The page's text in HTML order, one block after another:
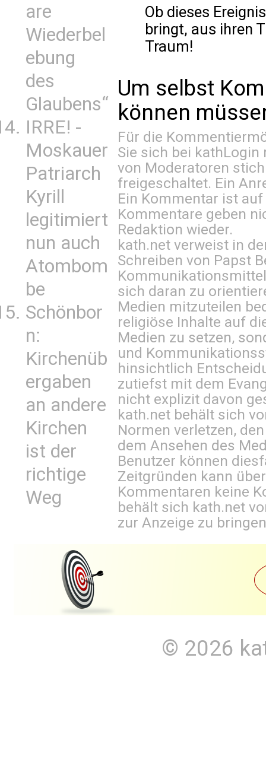
are
Wiederbel
ebung
des
Glaubens“
IRRE! -
Moskauer
Patriarch
Kyrill
legitimiert
nun auch
Atombom
be
Schönbor
n:
Kirchenüb
ergaben
an andere
Kirchen
ist der
richtige
Weg
Ob dieses
bringt, aus ihren
Traum!
Um selbst
können
Für die
Sie sich bei kathLogin
von Moderatoren
freigeschaltet. Ein
Ein Kommentar ist
Kommentare geben
Redaktion wieder.
kath.net verweist in
Schreiben von Papst
sich daran zu
Medien mitzuteilen
religiöse Inhalte auf
Medien zu setzen,
und
hinsichtlich
zutiefst mit dem
nicht explizit davon
kath.net behält sich
Normen verletzen,
dem Ansehen des
Benutzer können
Zeitgründen kann
Kommentaren keine
behält sich kath.net
zur Anzeige zu
© 2026